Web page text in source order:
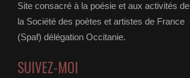
Site consacré à la poésie et aux activités de
la Société des poètes et artistes de France
(Spaf) délégation Occitanie.
SUIVEZ-MOI